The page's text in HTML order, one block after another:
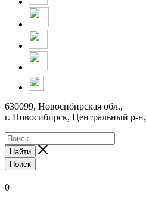
630099, Новосибирская обл.,
г. Новосибирск, Центральный р-н,
Найти
Поиск
0